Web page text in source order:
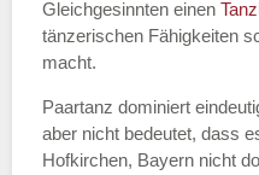
Gleichgesinnten einen
tänzerischen Fähigkeiten
macht.
Paartanz dominiert
aber nicht bedeutet, dass
Hofkirchen, Bayern nicht